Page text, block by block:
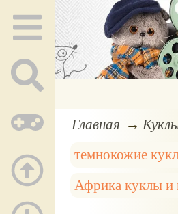
Главная
темнокожие
Африка куклы и